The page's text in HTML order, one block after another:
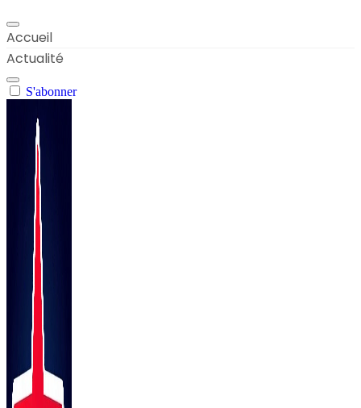
Accueil
Actualité
S'abonner